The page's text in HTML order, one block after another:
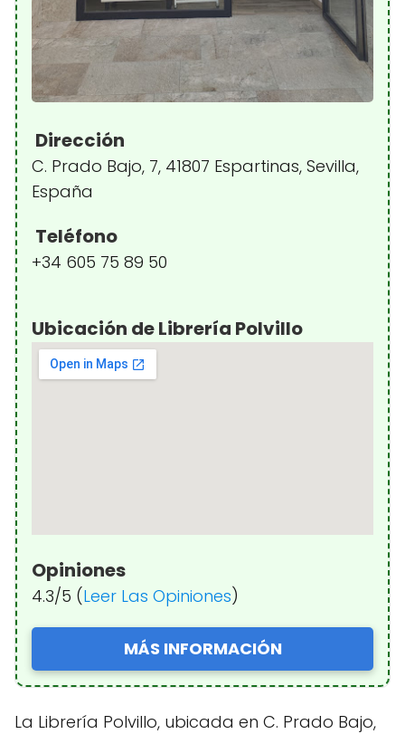
Dirección
C. Prado Bajo, 7, 41807 Espartinas, Sevilla,
España
Teléfono
+34 605 75 89 50
Ubicación de Librería Polvillo
Opiniones
4.3/5 (Leer Las Opiniones)
MÁS INFORMACIÓN
La Librería Polvillo, ubicada en C. Prado Bajo,